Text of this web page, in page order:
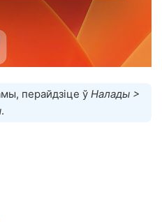
перайдзіце ў Налады >
.